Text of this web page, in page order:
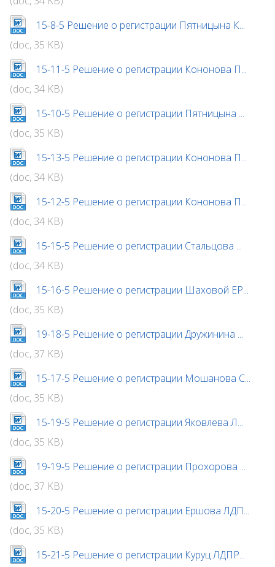
15-8-5 Решение о регистрации Пятницына К...
(doc, 35 KB)
15-11-5 Решение о регистрации Кононова П...
(doc, 34 KB)
15-10-5 Решение о регистрации Пятницына ...
(doc, 35 KB)
15-13-5 Решение о регистрации Кононова П...
(doc, 34 KB)
15-12-5 Решение о регистрации Кононова П...
(doc, 34 KB)
15-15-5 Решение о регистрации Стальцова ...
(doc, 34 KB)
15-16-5 Решение о регистрации Шаховой ЕР...
(doc, 35 KB)
19-18-5 Решение о регистрации Дружинина ...
(doc, 37 KB)
15-17-5 Решение о регистрации Мошанова С...
(doc, 35 KB)
15-19-5 Решение о регистрации Яковлева Л...
(doc, 35 KB)
19-19-5 Решение о регистрации Прохорова ...
(doc, 37 KB)
15-20-5 Решение о регистрации Ершова ЛДП...
(doc, 35 KB)
15-21-5 Решение о регистрации Куруц ЛДПР...